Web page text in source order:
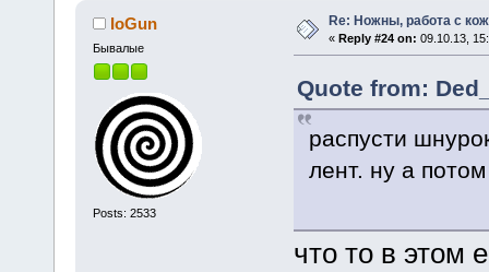
IoGun
Бывалые
Posts: 2533
Re: Ножны, работа с
« Reply #24 on: 09.10.13,
Quote from:
распусти
лент. ну а
что то в этом